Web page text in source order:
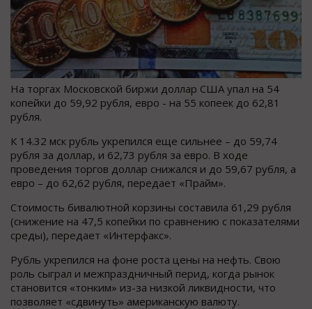
На торгах Московской биржи доллар США упал на 54
копейки до 59,92 рубля, евро - на 55 копеек до 62,81
рубля.
К 14.32 мск рубль укрепился еще сильнее – до 59,74
рубля за доллар, и 62,73 рубля за евро. В ходе
проведения торгов доллар снижался и до 59,67 рубля, а
евро – до 62,62 рубля, передает «Прайм».
Стоимость бивалютной корзины составила 61,29 рубля
(снижение на 47,5 копейки по сравнению с показателями
среды), передает «Интерфакс».
Рубль укрепился на фоне роста цены на нефть. Свою
роль сыграл и межпраздничный перид, когда рынок
становится «тонким» из-за низкой ликвидности, что
позволяет «сдвинуть» американскую валюту.